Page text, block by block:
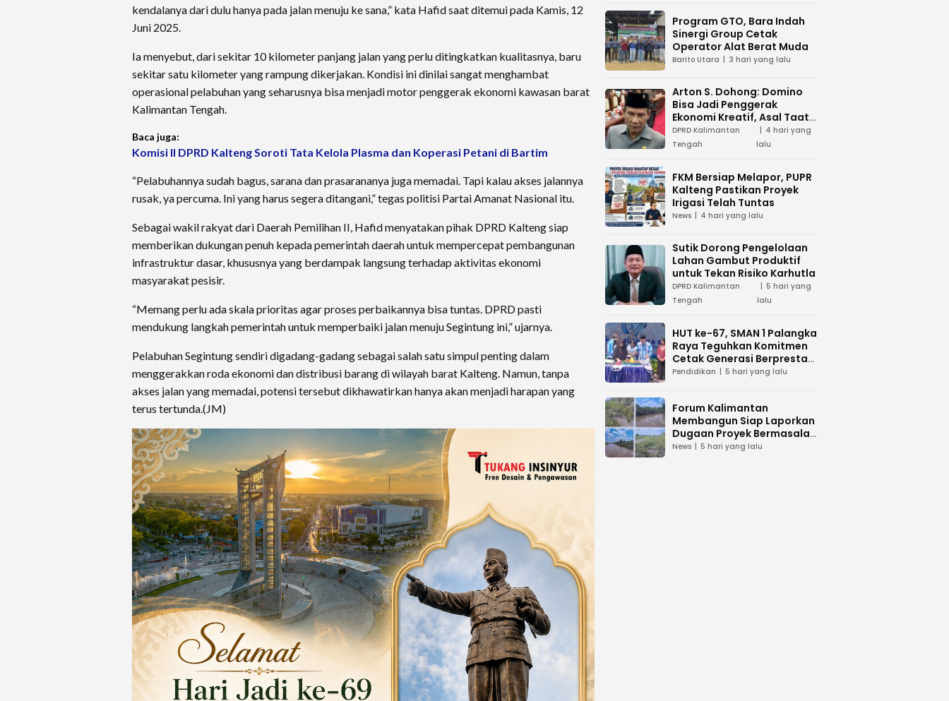
kendalanya dari dulu hanya pada jalan menuju ke sana,” kata Hafid saat ditemui pada Kamis, 12
Juni 2025.
Ia menyebut, dari sekitar 10 kilometer panjang jalan yang perlu ditingkatkan kualitasnya, baru
sekitar satu kilometer yang rampung dikerjakan. Kondisi ini dinilai sangat menghambat
operasional pelabuhan yang seharusnya bisa menjadi motor penggerak ekonomi kawasan barat
Kalimantan Tengah.
Baca juga:
Komisi II DPRD Kalteng Soroti Tata Kelola Plasma dan Koperasi Petani di Bartim
“Pelabuhannya sudah bagus, sarana dan prasarananya juga memadai. Tapi kalau akses jalannya
rusak, ya percuma. Ini yang harus segera ditangani,” tegas politisi Partai Amanat Nasional itu.
Sebagai wakil rakyat dari Daerah Pemilihan II, Hafid menyatakan pihak DPRD Kalteng siap
memberikan dukungan penuh kepada pemerintah daerah untuk mempercepat pembangunan
infrastruktur dasar, khususnya yang berdampak langsung terhadap aktivitas ekonomi
masyarakat pesisir.
“Memang perlu ada skala prioritas agar proses perbaikannya bisa tuntas. DPRD pasti
mendukung langkah pemerintah untuk memperbaiki jalan menuju Segintung ini,” ujarnya.
Pelabuhan Segintung sendiri digadang-gadang sebagai salah satu simpul penting dalam
menggerakkan roda ekonomi dan distribusi barang di wilayah barat Kalteng. Namun, tanpa
akses jalan yang memadai, potensi tersebut dikhawatirkan hanya akan menjadi harapan yang
terus tertunda.(JM)
Program GTO, Bara Indah
Sinergi Group Cetak
Operator Alat Berat Muda
Barito Utara 3 hari yang lalu
Arton S. Dohong: Domino
Bisa Jadi Penggerak
Ekonomi Kreatif, Asal Taat
Aturan
DPRD Kalimantan
Tengah
4 hari yang
lalu
FKM Bersiap Melapor, PUPR
Kalteng Pastikan Proyek
Irigasi Telah Tuntas
News 4 hari yang lalu
Sutik Dorong Pengelolaan
Lahan Gambut Produktif
untuk Tekan Risiko Karhutla
DPRD Kalimantan
Tengah
5 hari yang
lalu
HUT ke-67, SMAN 1 Palangka
Raya Teguhkan Komitmen
Cetak Generasi Berprestasi
dan Peduli Lingkunga
Pendidikan 5 hari yang lalu
Forum Kalimantan
Membangun Siap Laporkan
Dugaan Proyek Bermasalah
PUPR Kalteng
News 5 hari yang lalu